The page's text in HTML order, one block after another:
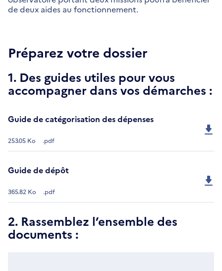
de deux aides au fonctionnement.
Préparez votre dossier
1. Des guides utiles pour vous
accompagner dans vos démarches :
Guide de catégorisation des dépenses
253.05 Ko .pdf
Guide de dépôt
365.82 Ko .pdf
2. Rassemblez l’ensemble des
documents :